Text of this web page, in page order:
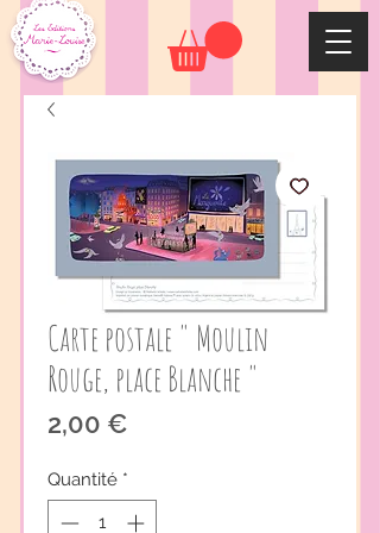
Carte postale " Moulin
Rouge, place Blanche "
2,00 €
Quantité *